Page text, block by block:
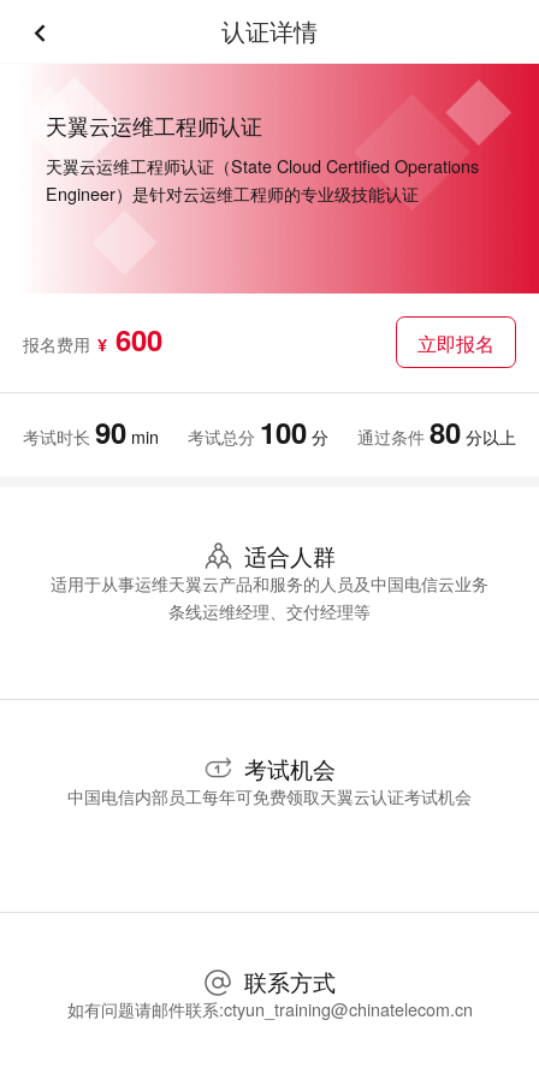
认证详情
天翼云运维工程师认证
天翼云运维工程师认证（State Cloud Certified Operations
Engineer）是针对云运维工程师的专业级技能认证
报名费用 ¥ 600 立即报名
考试时长 90 min 考试总分 100 分 通过条件 80 分以上
适合人群
适用于从事运维天翼云产品和服务的人员及中国电信云业务
条线运维经理、交付经理等
考试机会
中国电信内部员工每年可免费领取天翼云认证考试机会
联系方式
如有问题请邮件联系:ctyun_training@chinatelecom.cn